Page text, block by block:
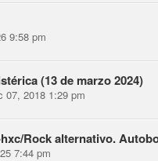
9:58 pm
(13 de marzo 2024)
07, 2018 1:29 pm
Rock alternativo.
7:44 pm